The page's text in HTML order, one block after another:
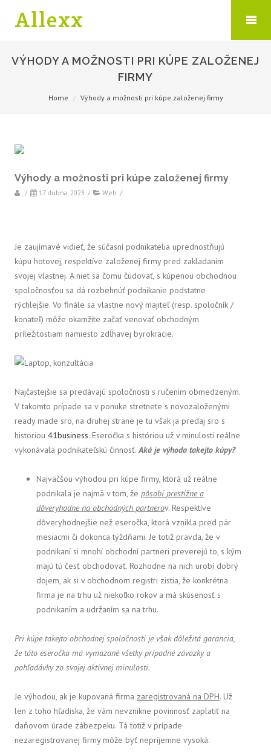
Allexx
VÝHODY A MOŽNOSTI PRI KÚPE ZALOŽENEJ
FIRMY
Home Výhody a možnosti pri kúpe založenej firmy
Výhody a možnosti pri kúpe založenej firmy
/ 17 dubna, 2023 / Web /
Je zaujímavé vidieť, že súčasní podnikatelia uprednostňujú
kúpu hotovej, respektíve založenej firmy pred zakladaním
svojej vlastnej. A niet sa čomu čudovať, s kúpenou obchodnou
spoločnosťou sa dá rozbehnúť podnikanie podstatne
rýchlejšie. Vo finále sa vlastne nový majiteľ (resp. spoločník /
konateľ) môže okamžite začať venovať obchodným
príležitostiam namiesto zdĺhavej byrokracie.
Najčastejšie sa predávajú spoločnosti s ručením obmedzeným.
V takomto prípade sa v ponuke stretnete s novozaloženými
ready made sro, na druhej strane je tu však ja predaj sro s
historiou 41business. Eseročka s históriou už v minulosti reálne
vykonávala podnikateľskú činnosť.Aká je výhoda takejto kúpy?
Najväčšou výhodou pri kúpe firmy, ktorá už reálne
podnikala je najmä v tom, že pôsobí prestížne a
dôveryhodne na obchodných partnerov. Respektíve
dôveryhodnejšie než eseročka, ktorá vznikla pred pár
mesiacmi či dokonca týždňami. Je totiž pravda, že v
podnikaní si mnohí obchodní partneri preverejú to, s kým
majú tú česť obchodovať. Rozhodne na nich urobí dobrý
dojem, ak si v obchodnom registri zistia, že konkrétna
firma je na trhu už niekoľko rokov a má skúsenosť s
podnikaním a udržaním sa na trhu.
Pri kúpe takejto obchodnej spoločnosti je však dôležitá garancia,
že táto eseročka má vymazané všetky prípadné záväzky a
pohľadávky zo svojej aktívnej minulosti.
Je výhodou, ak je kupovaná firma zaregistrovaná na DPH. Už
len z toho hľadiska, že vám nevznikne povinnosť zaplatiť na
daňovom úrade zábezpeku. Tá totiž v prípade
nezaregistrovanej firmy môže byť nepríjemne vysoká.